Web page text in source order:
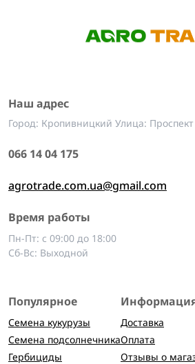
Наш адрес
Город: Кропивницкий Улица:
066 14 04 175
agrotrade.com.ua@gmail.com
Время работы
Пн-Пт: с 09:00 до 18:00
Сб-Вс: Выходной
Популярное
Семена кукурузы
Семена подсолнечника
Гербициды
Доставка
Оплата
Отзывы о